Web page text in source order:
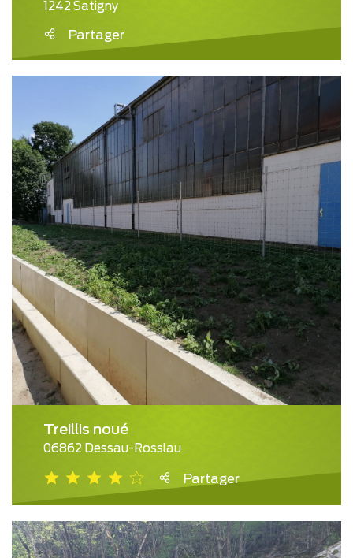
1242 Satigny
Partager
Treillis noué
06862 Dessau-Rosslau
Partager